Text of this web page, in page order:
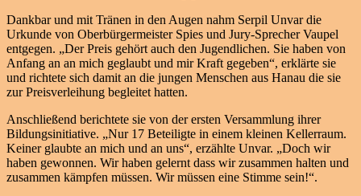
Dankbar und mit Tränen in den Augen nahm Serpil Unvar die
Urkunde von Oberbürgermeister Spies und Jury-Sprecher Vaupel
entgegen. „Der Preis gehört auch den Jugendlichen. Sie haben von
Anfang an an mich geglaubt und mir Kraft gegeben“, erklärte sie
und richtete sich damit an die jungen Menschen aus Hanau die sie
zur Preisverleihung begleitet hatten.
Anschließend berichtete sie von der ersten Versammlung ihrer
Bildungsinitiative. „Nur 17 Beteiligte in einem kleinen Kellerraum.
Keiner glaubte an mich und an uns“, erzählte Unvar. „Doch wir
haben gewonnen. Wir haben gelernt dass wir zusammen halten und
zusammen kämpfen müssen. Wir müssen eine Stimme sein!“.